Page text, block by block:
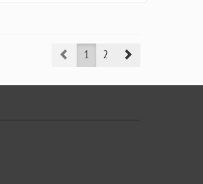
Prev1 2